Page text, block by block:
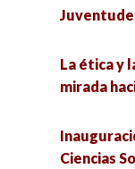
Ciencias
Ciudadanía y
experiencias
horizontes
La ética y
mirada
Ciencias